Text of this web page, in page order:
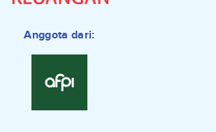
Anggota dari: